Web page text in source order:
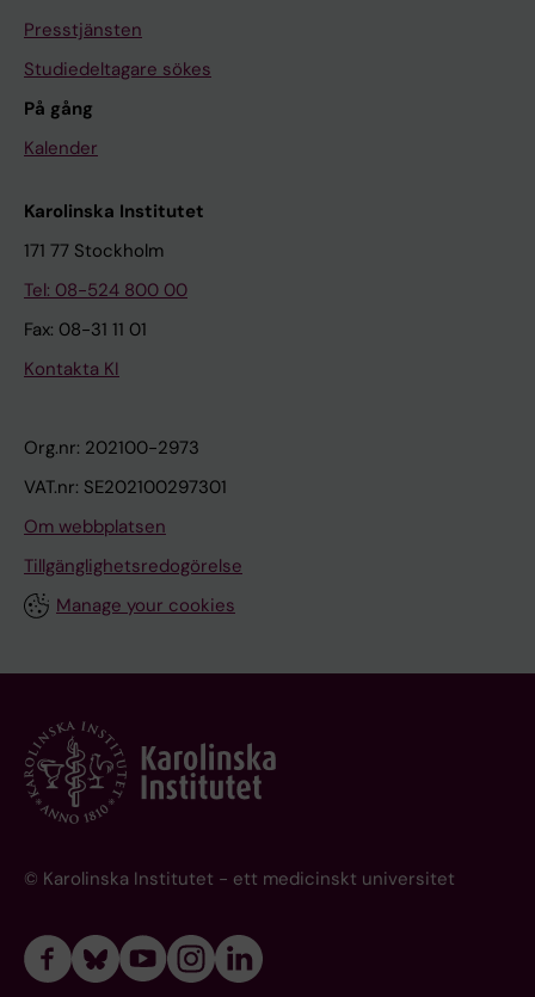
Presstjänsten
Studiedeltagare sökes
På gång
Kalender
Karolinska Institutet
171 77 Stockholm
Tel: 08-524 800 00
Fax: 08-31 11 01
Kontakta KI
Org.nr: 202100-2973
VAT.nr: SE202100297301
Om webbplatsen
Tillgänglighetsredogörelse
Manage your cookies
© Karolinska Institutet - ett medicinskt universitet